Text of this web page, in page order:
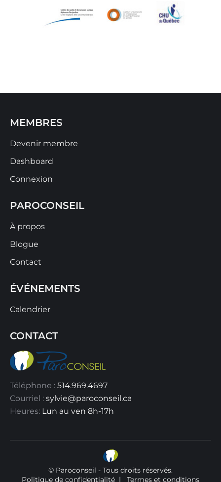
MEMBRES
Devenir membre
Dashboard
Connexion
PAROCONSEIL
À propos
Blogue
Contact
ÉVÉNEMENTS
Calendrier
CONTACT
Téléphone : 514.969.4697
Courriel : sylvie@paroconseil.ca
Heures: Lun au ven 8h-17h
© Paroconseil - Tous droits réservés.
Politique de confidentialité | Termes et conditions